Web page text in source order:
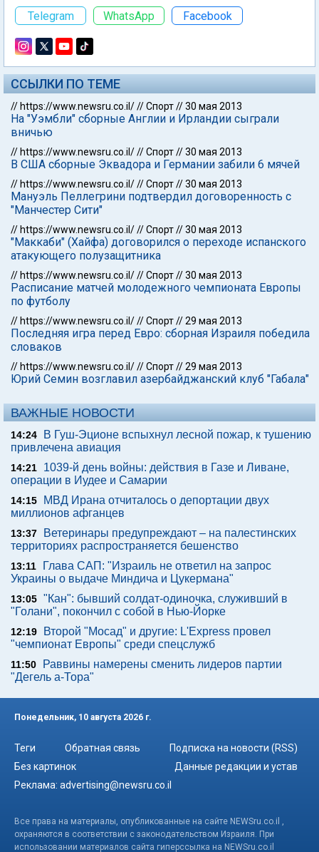
Telegram
WhatsApp Facebook
ССЫЛКИ ПО ТЕМЕ
// https://www.newsru.co.il///Спорт//30 мая 2013
На "Уэмбли" сборные Англии и Ирландии сыграли
вничью
// https://www.newsru.co.il///Спорт//30 мая 2013
В США сборные Эквадора и Германии забили 6 мячей
// https://www.newsru.co.il///Спорт//30 мая 2013
Мануэль Пеллегрини подтвердил договоренность с
"Манчестер Сити"
// https://www.newsru.co.il///Спорт//30 мая 2013
"Маккаби" (Хайфа) договорился о переходе испанского
атакующего полузащитника
// https://www.newsru.co.il///Спорт//30 мая 2013
Расписание матчей молодежного чемпионата Европы
по футболу
// https://www.newsru.co.il///Спорт//29 мая 2013
Последняя игра перед Евро: сборная Израиля победила
словаков
// https://www.newsru.co.il///Спорт//29 мая 2013
Юрий Семин возглавил азербайджанский клуб "Габала"
ВАЖНЫЕ НОВОСТИ
14:24
В Гуш-Эционе вспыхнул лесной пожар, к тушению
привлечена авиация
14:21
1039-й день войны: действия в Газе и Ливане,
операции в Иудее и Самарии
14:15
МВД Ирана отчиталось о депортации двух
миллионов афганцев
13:37
Ветеринары предупреждают – на палестинских
территориях распространяется бешенство
13:11
Глава САП: "Израиль не ответил на запрос
Украины о выдаче Миндича и Цукермана"
13:05 "Кан": бывший солдат-одиночка, служивший в
"Голани", покончил с собой в Нью-Йорке
12:19
Второй "Мосад" и другие: L'Express провел
"чемпионат Европы" среди спецслужб
11:50
Раввины намерены сменить лидеров партии
"Дегель а-Тора"
Понедельник, 10 августа 2026 г.
Теги Обратная связь
Подписка на новости (RSS)
Без картинок
Данные редакции и устав
Реклама: advertising@newsru.co.il
Все права на материалы, опубликованные на сайте NEWSru.co.il ,
охраняются в соответствии с законодательством Израиля. При
использовании материалов сайта гиперссылка на NEWSru.co.il